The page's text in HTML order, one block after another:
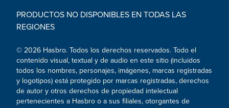
PRODUCTOS NO DISPONIBLES EN TODAS LAS
REGIONES
© 2026 Hasbro. Todos los derechos reservados. Todo el
contenido visual, textual y de audio en este sitio (incluidos
todos los nombres, personajes, imágenes, marcas registradas
y logotipos) está protegido por marcas registradas, derechos
de autor y otros derechos de propiedad intelectual
pertenecientes a Hasbro o a sus filiales, otorgantes de